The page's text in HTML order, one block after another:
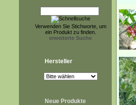
Verwenden Sie Stichworte, um
ein Produkt zu finden.
erweiterte Suche
Hersteller
Neue Produkte